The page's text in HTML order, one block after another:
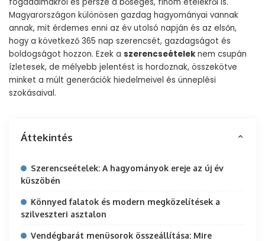
Magyarországon különösen gazdag hagyományai vannak
annak, mit érdemes enni az év utolsó napján és az elsőn,
hogy a következő 365 nap szerencsét, gazdagságot és
boldogságot hozzon. Ezek a szerencseételek nem csupán
ízletesek, de mélyebb jelentést is hordoznak, összekötve
minket a múlt generációk hiedelmeivel és ünneplési
szokásaival.
Áttekintés
Szerencseételek: A hagyományok ereje az új év
küszöbén
Könnyed falatok és modern megközelítések a
szilveszteri asztalon
Vendégbarát menüsorok összeállítása: Mire